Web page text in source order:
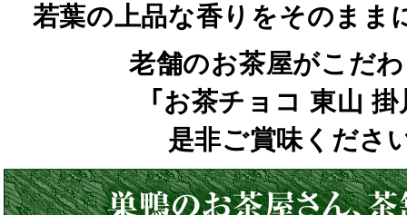
若葉の上品な香りをそのまま
老舗のお茶屋がこだ
「お茶チョコ 東山 掛
是非ご賞味くださ